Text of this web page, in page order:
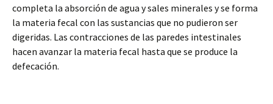
completa la absorción de agua y sales minerales y se forma
la materia fecal con las sustancias que no pudieron ser
digeridas. Las contracciones de las paredes intestinales
hacen avanzar la materia fecal hasta que se produce la
defecación.